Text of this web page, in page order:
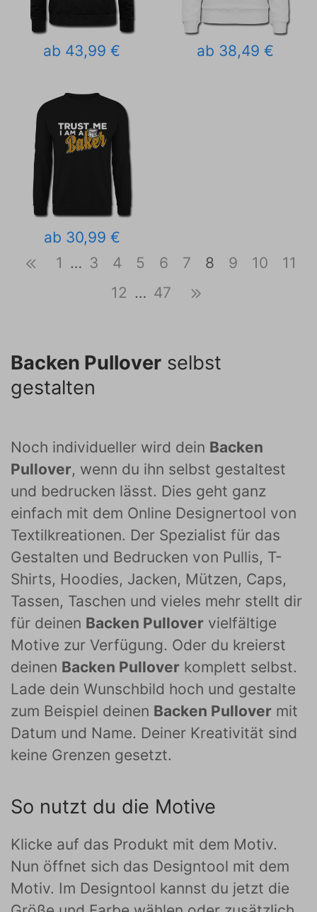
ab 43,99 € ab 38,49 €
ab 30,99 €
1 … 3 4 5 6 7 8 9 10
11
12 … 47
Backen Pullover selbst
gestalten
Noch individueller wird dein Backen
Pullover, wenn du ihn selbst gestaltest
und bedrucken lässt. Dies geht ganz
einfach mit dem Online Designertool von
Textilkreationen. Der Spezialist für das
Gestalten und Bedrucken von Pullis, T-
Shirts, Hoodies, Jacken, Mützen, Caps,
Tassen, Taschen und vieles mehr stellt dir
für deinen Backen Pullover vielfältige
Motive zur Verfügung. Oder du kreierst
deinen Backen Pullover komplett selbst.
Lade dein Wunschbild hoch und gestalte
zum Beispiel deinen Backen Pullover mit
Datum und Name. Deiner Kreativität sind
keine Grenzen gesetzt.
So nutzt du die Motive
Klicke auf das Produkt mit dem Motiv.
Nun öffnet sich das Designtool mit dem
Motiv. Im Designtool kannst du jetzt die